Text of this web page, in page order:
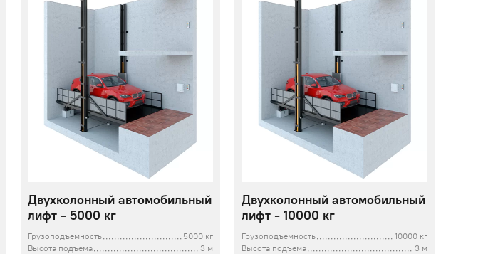
Двухколонный автомобильный
лифт - 5000 кг
Грузоподъемность
5000 кг
Высота подъема
3 м
Двухколонный автомобильный
лифт - 10000 кг
Грузоподъемность
10000 кг
Высота подъема
3 м